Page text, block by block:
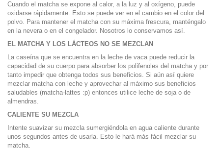
Cuando el matcha se expone al calor, a la luz y al oxígeno, puede
oxidarse rápidamente. Esto se puede ver en el cambio en el color del
polvo. Para mantener el matcha con su máxima frescura, manténgalo
en la nevera o en el congelador. Nosotros lo conservamos así.
EL MATCHA Y LOS LÁCTEOS NO SE MEZCLAN
La caseína que se encuentra en la leche de vaca puede reducir la
capacidad de su cuerpo para absorber los polifenoles del matcha y por
tanto impedir que obtenga todos sus beneficios. Si aún así quiere
mezclar matcha con leche y aprovechar al máximo sus beneficios
saludables (matcha-lattes :p) entonces utilice leche de soja o de
almendras.
CALIENTE SU MEZCLA
Intente suavizar su mezcla sumergiéndola en agua caliente durante
unos segundos antes de usarla. Esto le hará más fácil mezclar su
matcha.